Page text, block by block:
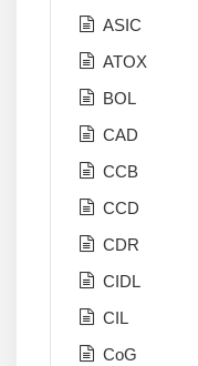
ASIC
ATOX
BOL
CAD
CCB
CCD
CDR
CIDL
CIL
CoG